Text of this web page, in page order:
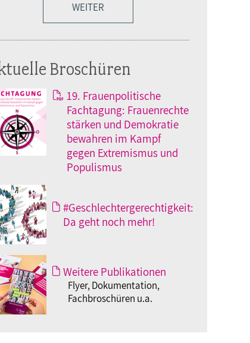
WEITER
Broschüren
19. Frauenpolitische
Fachtagung: Frauenrechte
stärken und Demokratie
bewahren im Kampf
gegen Extremismus und
Populismus
#Geschlechtergerechtigkeit:
Da geht noch mehr!
Weitere Publikationen
Flyer, Dokumentation,
Fachbroschüren u.a.